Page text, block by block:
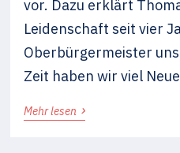
vor. Dazu erklärt
Leidenschaft seit vier
Oberbürgermeister
Zeit haben wir viel
Mehr lesen ›